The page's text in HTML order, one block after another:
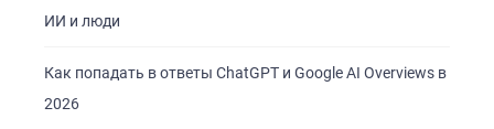
ИИ и люди
Как попадать в ответы ChatGPT и Google AI Overviews в
2026